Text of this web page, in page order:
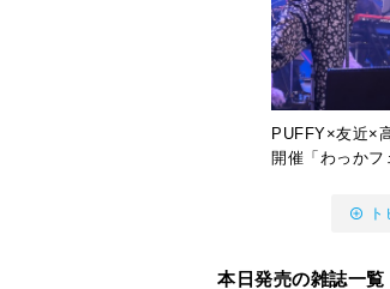
PUFFY×友近×
開催「わっかフ
本日発売の雑誌一覧